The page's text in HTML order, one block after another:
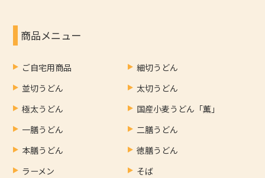
商品メニュー
ご自宅用商品
細切うどん
並切うどん
太切うどん
極太うどん
国産小麦うどん「薫」
一膳うどん
二膳うどん
本膳うどん
徳膳うどん
ラーメン
そば